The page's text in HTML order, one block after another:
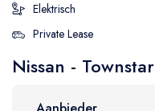
Elektrisch
Private Lease
Nissan - Townstar